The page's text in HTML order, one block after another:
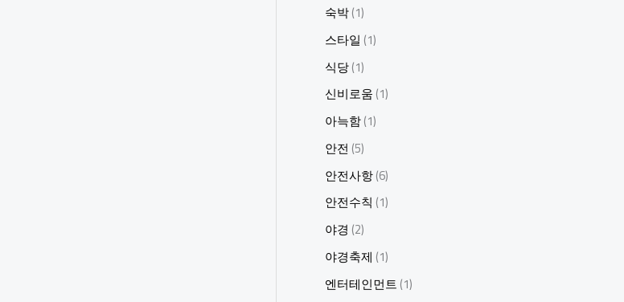
숙박(1)
스타일 (1)
식당(1)
신비로움(1)
아늑함(1)
안전(5)
안전사항(6)
안전수칙 (1)
야경 (2)
야경축제 (1)
엔터테인먼트(1)